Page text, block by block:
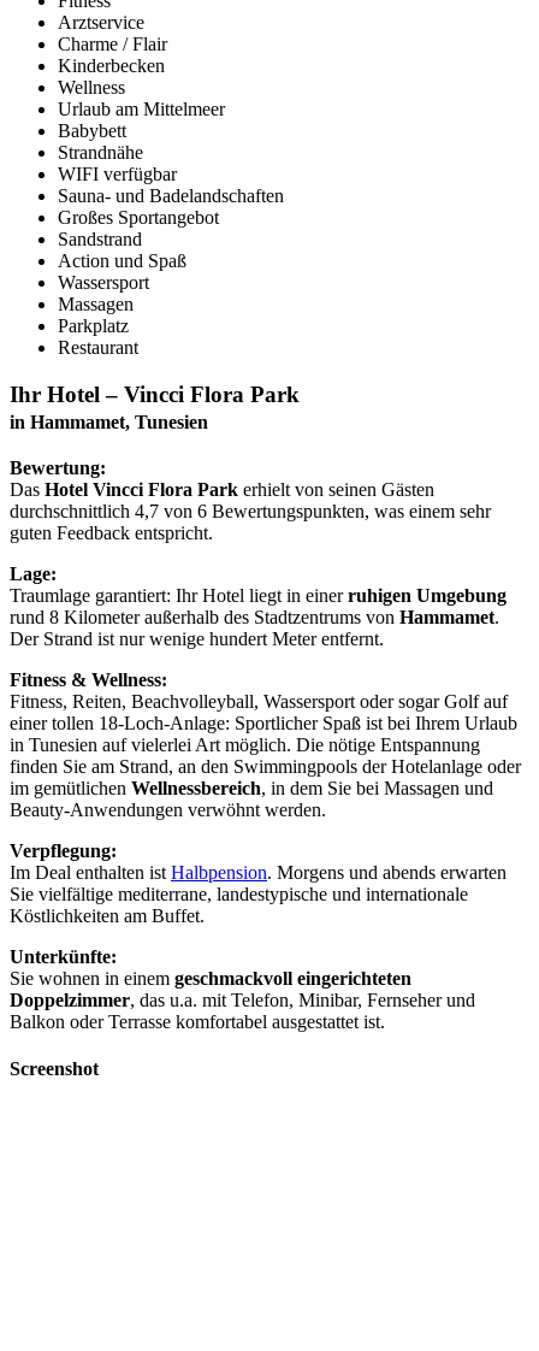
Arztservice
Charme / Flair
Kinderbecken
Wellness
Urlaub am Mittelmeer
Babybett
Strandnähe
WIFI verfügbar
Sauna- und Badelandschaften
Großes Sportangebot
Sandstrand
Action und Spaß
Wassersport
Massagen
Parkplatz
Restaurant
Ihr Hotel – Vincci Flora Park
in Hammamet, Tunesien
Bewertung:
Das Hotel Vincci Flora Park erhielt von seinen Gästen
durchschnittlich 4,7 von 6 Bewertungspunkten, was einem sehr
guten Feedback entspricht.
Lage:
Traumlage garantiert: Ihr Hotel liegt in einerruhigen Umgebung
rund 8 Kilometer außerhalb des Stadtzentrums von Hammamet.
Der Strand ist nur wenige hundert Meter entfernt.
Fitness & Wellness:
Fitness, Reiten, Beachvolleyball, Wassersport oder sogar Golf auf
einer tollen 18-Loch-Anlage: Sportlicher Spaß ist bei Ihrem Urlaub
in Tunesien auf vielerlei Art möglich. Die nötige Entspannung
finden Sie am Strand, an den Swimmingpools der Hotelanlage oder
im gemütlichen Wellnessbereich, in dem Sie bei Massagen und
Beauty-Anwendungen verwöhnt werden.
Verpflegung:
Im Deal enthalten ist Halbpension. Morgens und abends erwarten
Sie vielfältige mediterrane, landestypische und internationale
Köstlichkeiten am Buffet.
Unterkünfte:
Sie wohnen in einem geschmackvoll eingerichteten
Doppelzimmer, das u.a. mit Telefon, Minibar, Fernseher und
Balkon oder Terrasse komfortabel ausgestattet ist.
Screenshot